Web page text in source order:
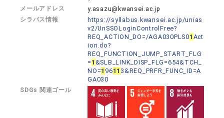
メールアドレス y.asazu@kwansei.ac.jp
シラバス情報
https://syllabus.kwansei.ac.jp/unias
v2/UnSSOLoginControlFree?
REQ_ACTION_DO=/AGA030PLS01 Act
ion.do?
REQ_FUNCTION_JUMP_START_FLG
= 1 &SLB_LINK_DISP_FLG=654&TCH_
NO=1 961 1 3&REQ_PRFR_FUNC_ID=A
GA030
SDGs 関連ゴール